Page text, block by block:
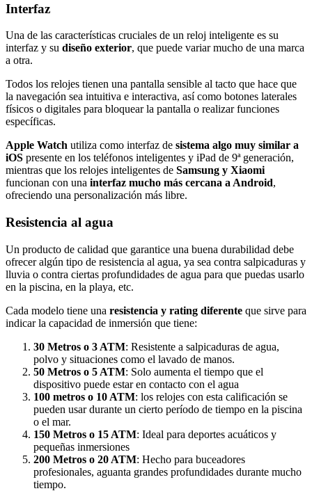
Interfaz
Una de las características cruciales de un reloj inteligente es su
interfaz y su diseño exterior, que puede variar mucho de una marca
a otra.
Todos los relojes tienen una pantalla sensible al tacto que hace que
la navegación sea intuitiva e interactiva, así como botones laterales
físicos o digitales para bloquear la pantalla o realizar funciones
específicas.
Apple Watch utiliza como interfaz de sistema algo muy similar a
iOS presente en los teléfonos inteligentes y iPad de 9ª generación,
mientras que los relojes inteligentes de Samsung y Xiaomi
funcionan con una interfaz mucho más cercana a Android,
ofreciendo una personalización más libre.
Resistencia al agua
Un producto de calidad que garantice una buena durabilidad debe
ofrecer algún tipo de resistencia al agua, ya sea contra salpicaduras y
lluvia o contra ciertas profundidades de agua para que puedas usarlo
en la piscina, en la playa, etc.
Cada modelo tiene una resistencia y rating diferente que sirve para
indicar la capacidad de inmersión que tiene:
30 Metros o 3 ATM: Resistente a salpicaduras de agua,
polvo y situaciones como el lavado de manos.
50 Metros o 5 ATM: Solo aumenta el tiempo que el
dispositivo puede estar en contacto con el agua
100 metros o 10 ATM: los relojes con esta calificación se
pueden usar durante un cierto período de tiempo en la piscina
o el mar.
150 Metros o 15 ATM: Ideal para deportes acuáticos y
pequeñas inmersiones
200 Metros o 20 ATM: Hecho para buceadores
profesionales, aguanta grandes profundidades durante mucho
tiempo.